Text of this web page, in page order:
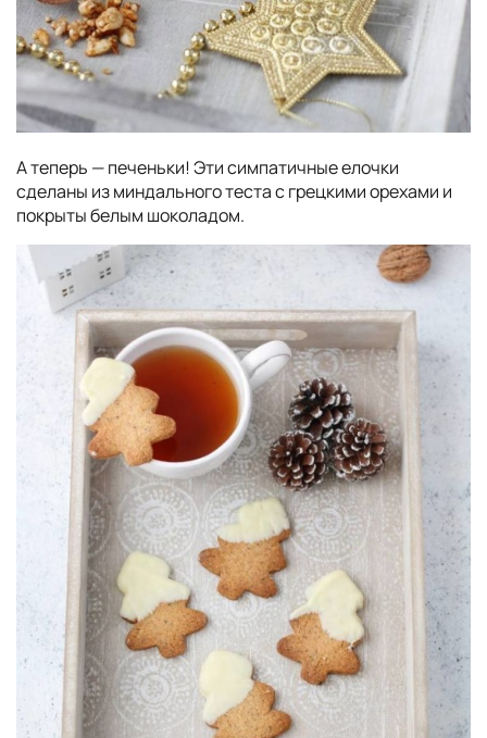
А теперь — печеньки! Эти симпатичные елочки
сделаны из миндального теста с грецкими орехами и
покрыты белым шоколадом.